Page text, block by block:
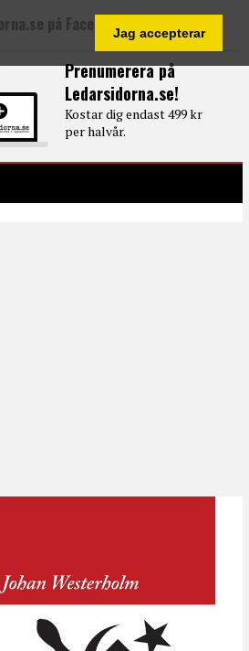
Jag accepterar
Prenumerera på
Ledarsidorna.se!
Kostar dig endast 499 kr
per halvår.
på Facebook